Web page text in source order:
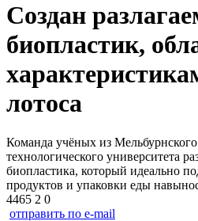
Создан
биопластик,
лотоса
Команда учёных из Мельбурнского
технологического университета
биопластика, который идеально
продуктов и упаковки еды
4465 2 0
отправить по e-mail